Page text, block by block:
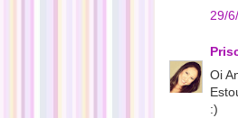
29/
Oi
:)